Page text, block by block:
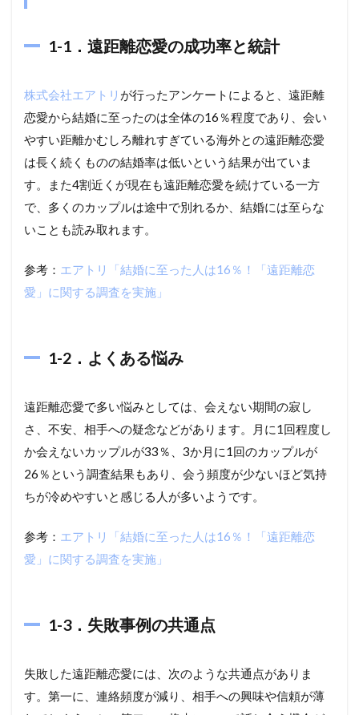
1-1．遠距離恋愛の成功率と統計
株式会社エアトリ が行ったアンケートによると、遠距離
恋愛から結婚に至ったのは全体の16％程度であり、会い
やすい距離かむしろ離れすぎている海外との遠距離恋愛
は長く続くものの結婚率は低いという結果が出ていま
す。また4割近くが現在も遠距離恋愛を続けている一方
で、多くのカップルは途中で別れるか、結婚には至らな
いことも読み取れます。
参考： エアトリ「結婚に至った人は16％！「遠距離恋
愛」に関する調査を実施」
1-2．よくある悩み
遠距離恋愛で多い悩みとしては、会えない期間の寂し
さ、不安、相手への疑念などがあります。月に1回程度し
か会えないカップルが33％、3か月に1回のカップルが
26％という調査結果もあり、会う頻度が少ないほど気持
ちが冷めやすいと感じる人が多いようです。
参考： エアトリ「結婚に至った人は16％！「遠距離恋
愛」に関する調査を実施」
1-3．失敗事例の共通点
失敗した遠距離恋愛には、次のような共通点がありま
す。第一に、連絡頻度が減り、相手への興味や信頼が薄